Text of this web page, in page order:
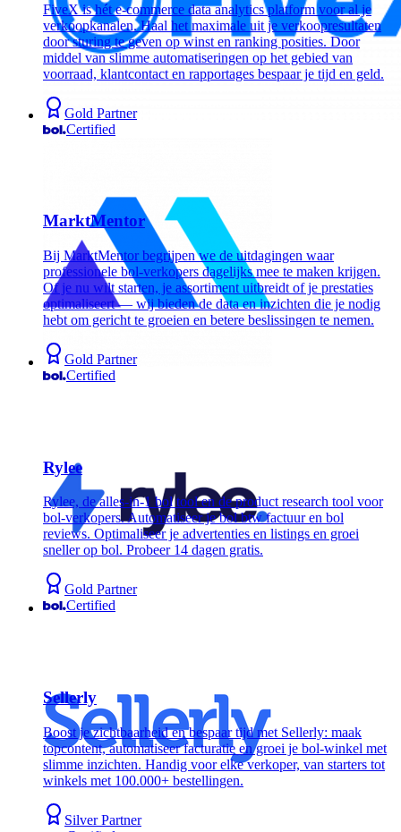
FiveX is hét e-commerce data analytics platform voor al je
verkoopkanalen. Haal het maximale uit je verkoopresultaten
door sturing te geven op winst en ranking posities. Door
middel van slimme automatiseringen op het gebied van
voorraad, klantcontact en rapportages bespaar je tijd en geld.
Gold Partner
Certified
MarktMentor
Bij MarktMentor begrijpen we de uitdagingen waar
professionele bol-verkopers dagelijks mee te maken krijgen.
Of je nu wilt starten, je assortiment uitbreidt of je prestaties
optimaliseert — wij bieden de data en inzichten die je nodig
hebt om gericht te groeien en betere beslissingen te nemen.
Gold Partner
Certified
Rylee
Rylee, de alles-in-1 bol tool en de product research tool voor
bol-verkopers. Automatiseer je bol btw factuur en bol
reviews. Optimaliseer je advertenties en listings en groei
sneller op bol. Probeer 14 dagen gratis.
Gold Partner
Certified
Sellerly
Boost je zichtbaarheid en bespaar tijd met Sellerly: maak
topcontent, automatiseer facturatie en groei je bol-winkel met
slimme inzichten. Handig voor elke verkoper, van starters tot
winkels met 100.000+ bestellingen.
Silver Partner